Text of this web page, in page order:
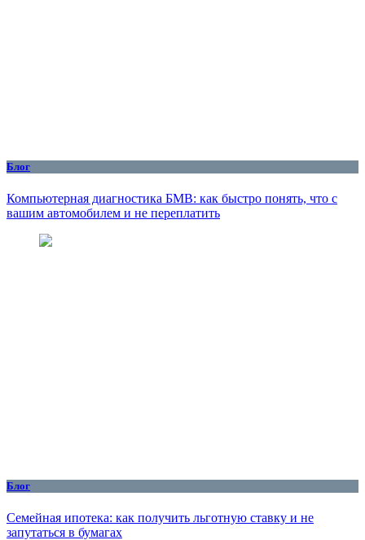
Блог
Компьютерная диагностика БМВ: как быстро понять, что с
вашим автомобилем и не переплатить
Блог
Семейная ипотека: как получить льготную ставку и не
запутаться в бумагах